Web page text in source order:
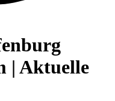
| Aktuelle